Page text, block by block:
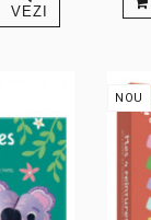
VEZI
NOU